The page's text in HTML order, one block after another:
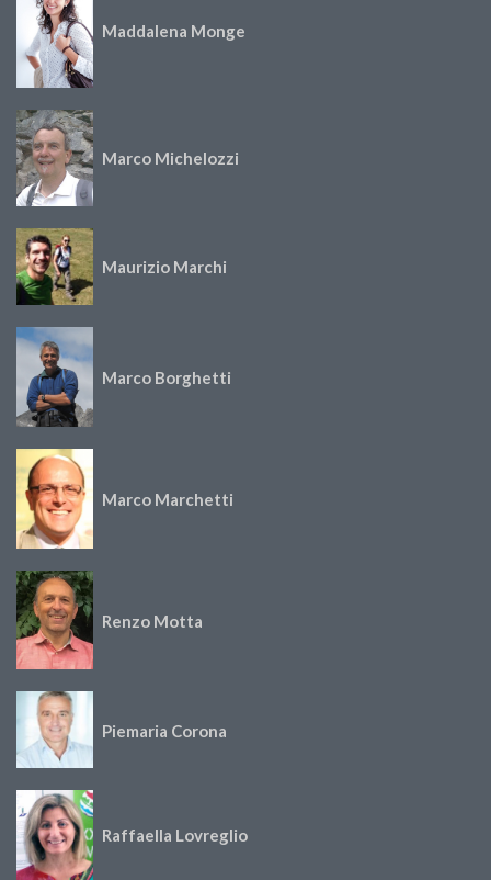
Maddalena Monge
Marco Michelozzi
Maurizio Marchi
Marco Borghetti
Marco Marchetti
Renzo Motta
Piemaria Corona
Raffaella Lovreglio